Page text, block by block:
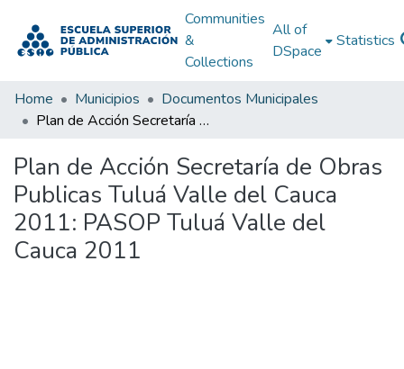
Communities
&
Collections
All of
DSpace
Statistics
Home Municipios
Documentos Municipales
Plan de Acción Secretaría de Obras Publicas Tuluá Valle del Cauca 2011: PASOP Tuluá Valle del Cauca 2011
Plan de Acción Secretaría de Obras
Publicas Tuluá Valle del Cauca
2011: PASOP Tuluá Valle del
Cauca 2011